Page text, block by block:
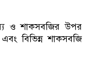
ও শাকসবজির উপর
বিভিন্ন শাকসবজি